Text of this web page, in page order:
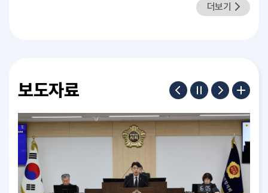
더보기
보도자료